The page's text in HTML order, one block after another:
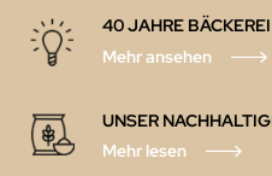
40 JAHRE
Mehr ansehen
UNSER
Mehr lesen